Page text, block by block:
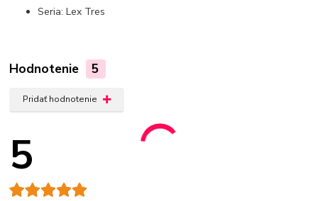
Seria: Lex Tres
Hodnotenie 5
Pridať hodnotenie
5